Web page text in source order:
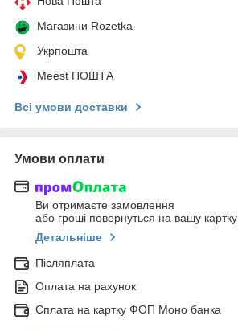
Магазини Rozetka
Укрпошта
Meest ПОШТА
Всі умови доставки
Умови оплати
Ви отримаєте замовлення
або гроші повернуться на вашу картку
Детальніше
Післяплата
Оплата на рахунок
Сплата на картку ФОП Моно банка